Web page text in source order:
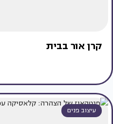
קרן אור בבית
עיצוב פנים